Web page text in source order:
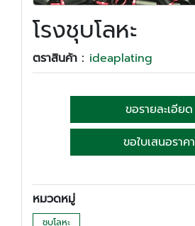
โรงชุบโลหะ
ตราสินค้า : ideaplating
ขอรายละเอียด
ขอใบเสนอราคา
หมวดหมู่
ชุบโลหะ